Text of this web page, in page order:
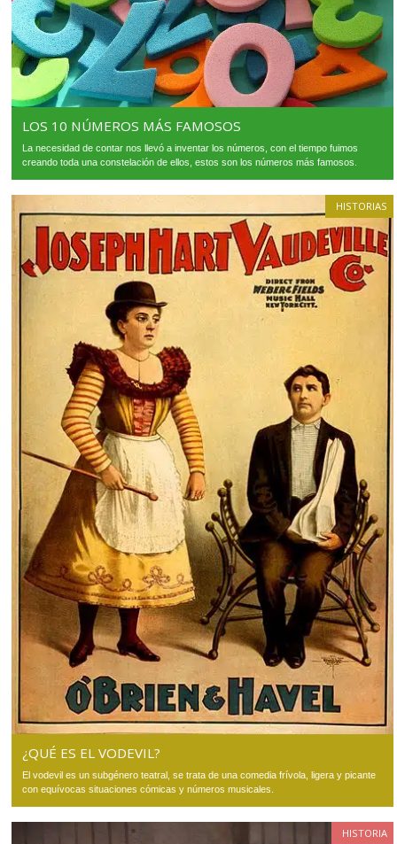
LOS 10 NÚMEROS MÁS FAMOSOS
La necesidad de contar nos llevó a inventar los números, con el tiempo fuimos
creando toda una constelación de ellos, estos son los números más famosos.
HISTORIAS
¿QUÉ ES EL VODEVIL?
El vodevil es un subgénero teatral, se trata de una comedia frívola, ligera y picante
con equívocas situaciones cómicas y números musicales.
HISTORIA